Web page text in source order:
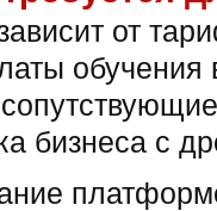
от
обучения
бизнеса с